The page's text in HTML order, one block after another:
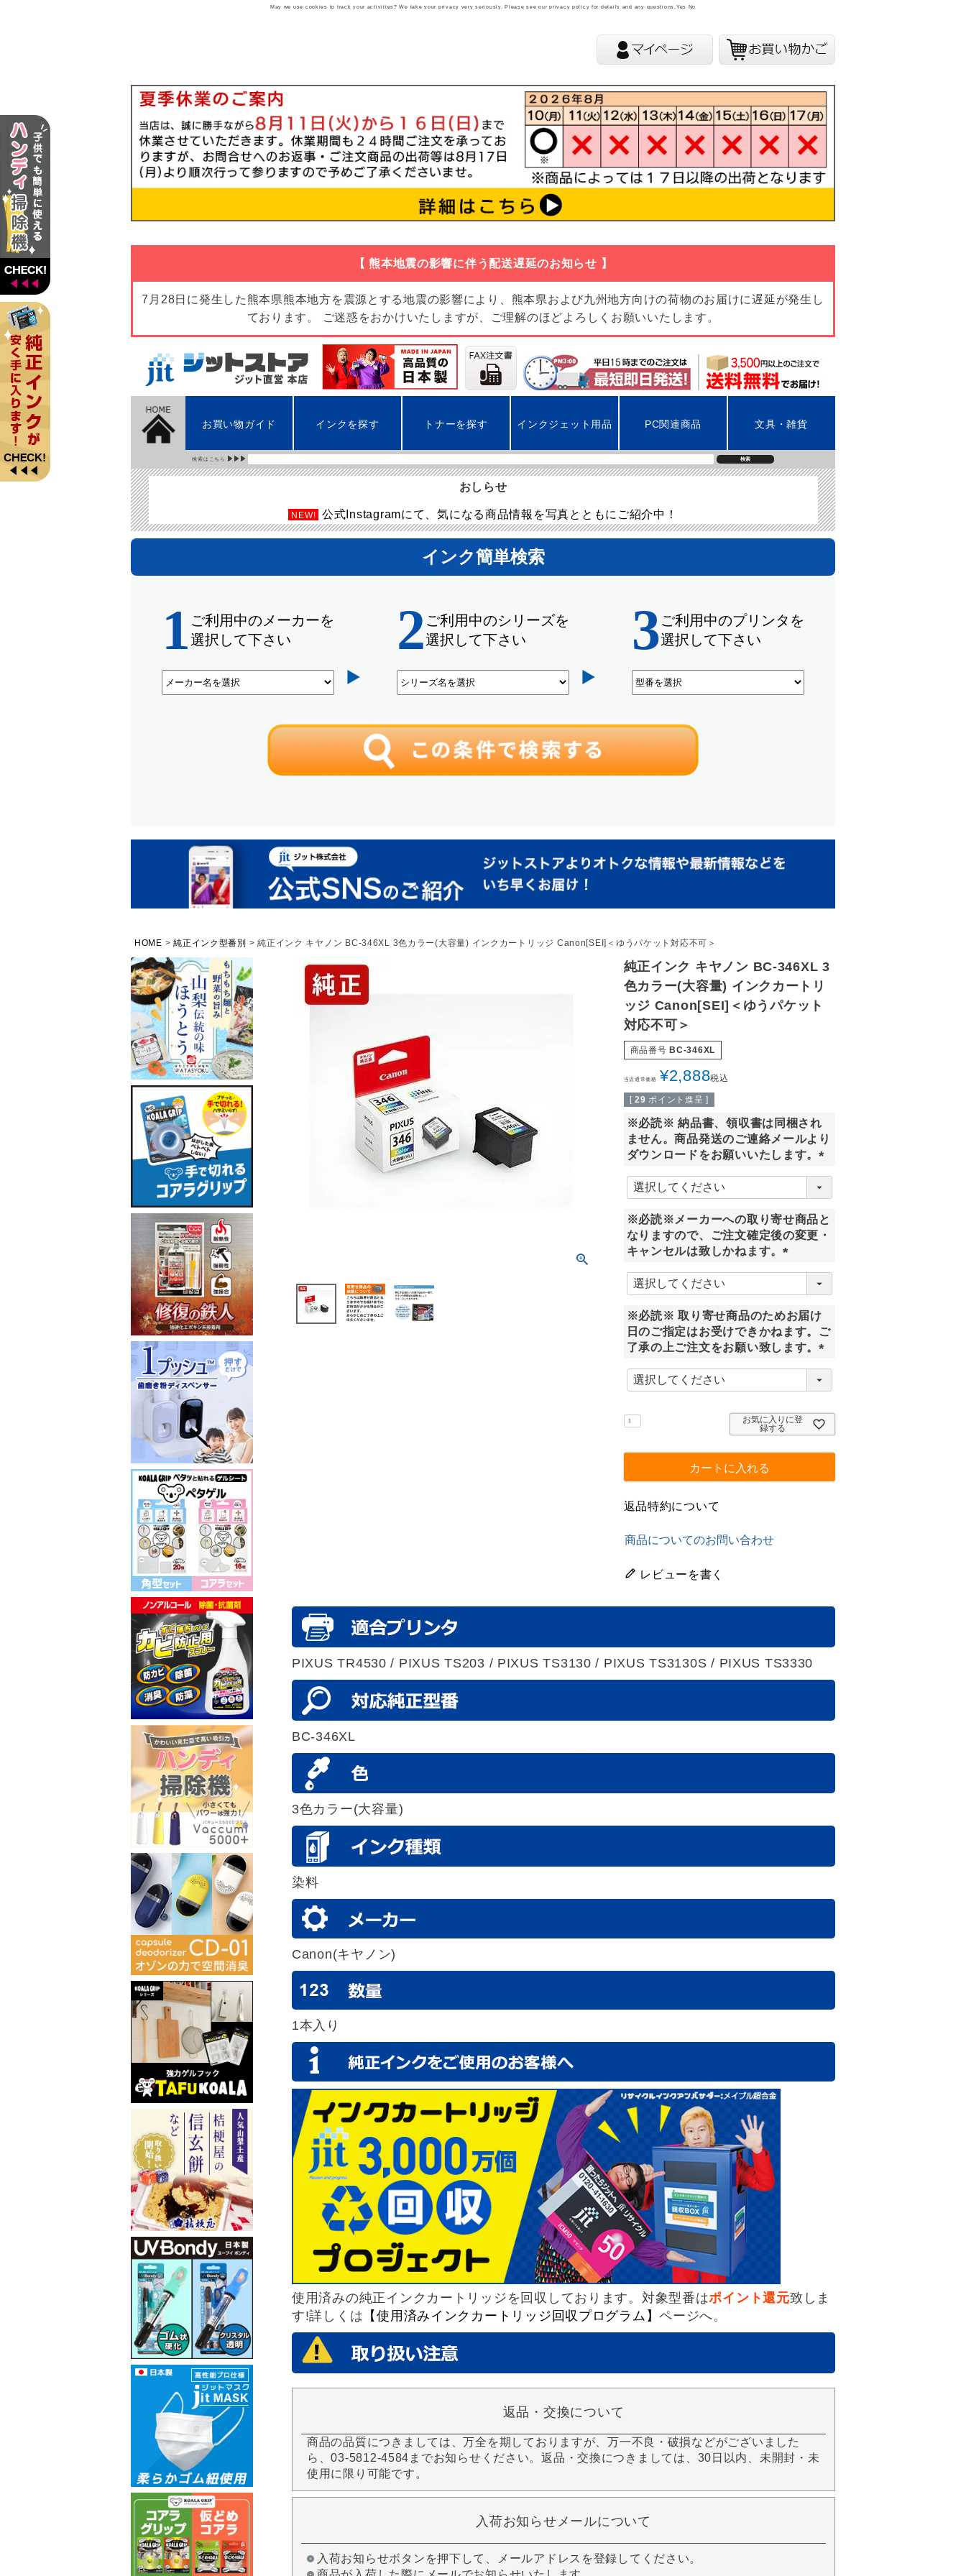
【 熊本地震の影響に伴う配送遅延のお知らせ 】
7月28日に発生した熊本県熊本地方を震源とする地震の影響により、熊本県および九州地方向けの荷物のお届けに遅延が発生し
ております。 ご迷惑をおかけいたしますが、ご理解のほどよろしくお願いいたします。
お買い物ガイド インクを探す トナーを探す インクジェット用品 PC関連商品 文具・雑貨
検索はこちら 検索
おしらせ
NEW! 公式Instagramにて、気になる商品情報を写真とともにご紹介中！
HOME 純正インク型番別 純正インク キヤノン BC-346XL 3色カラー(大容量) インクカートリッジ Canon[SEI]＜ゆうパケット対応不可＞
純正インク キヤノン BC-346XL 3
色カラー(大容量) インクカートリ
ッジ Canon[SEI]＜ゆうパケット
対応不可＞
商品番号 BC-346XL
当店通常価格 ¥2,888税込
[ 29 ポイント進呈 ]
※必読※ 納品書、領収書は同梱され
ません。商品発送のご連絡メールより
ダウンロードをお願いいたします。
(
必
)
※必読※メーカーへの取り寄せ商品と
なりますので、ご注文確定後の変更・
キャンセルは致しかねます。
(
)
※必読※ 取り寄せ商品のためお届け
日のご指定はお受けできかねます。ご
了承の上ご注文をお願い致します。
(
必
)
お気に入りに登
録する
カートに入れる
返品特約について
商品についてのお問い合わせ
レビューを書く
PIXUS TR4530 / PIXUS TS203 / PIXUS TS3130 / PIXUS TS3130S / PIXUS TS3330
BC-346XL
3色カラー(大容量)
染料
Canon(キヤノン)
1本入り
使用済みの純正インクカートリッジを回収しております。対象型番はポイント還元致しま
す!詳しくは 【使用済みインクカートリッジ回収プログラム】ページへ。
返品・交換について
商品の品質につきましては、万全を期しておりますが、万一不良・破損などがございました
ら、03-5812-4584までお知らせください。返品・交換につきましては、30日以内、未開封・未
使用に限り可能です。
入荷お知らせメールについて
入荷お知らせボタンを押下して、メールアドレスを登録してください。
May we use cookies to track your activities? We take your privacy very seriously. Please see our privacy policy for details and any questions.Yes No